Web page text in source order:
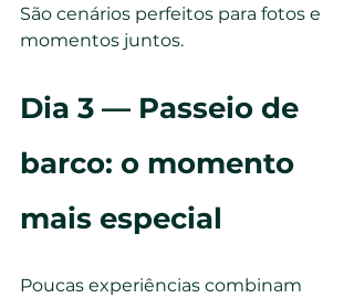
São cenários perfeitos para fotos e
momentos juntos.
Dia 3 — Passeio de
barco: o momento
mais especial
Poucas experiências combinam